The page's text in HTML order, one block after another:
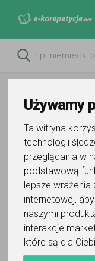
Używamy
Ta witryna
technologii
przeglądania w
podstawową
lepsze wrażenia
internetowej,
naszymi
interakcje
które są dla
Do ulubionych
Oznacz
Angelika